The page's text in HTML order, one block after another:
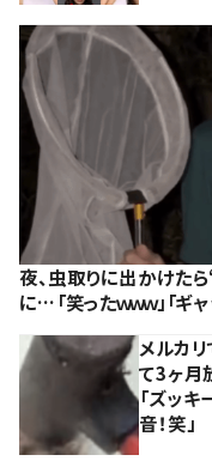
夜、虫取りに出かけた
に…「笑ったｗｗｗ」「ギ
メルカ
て3ヶ月
「ズッ
音！笑」